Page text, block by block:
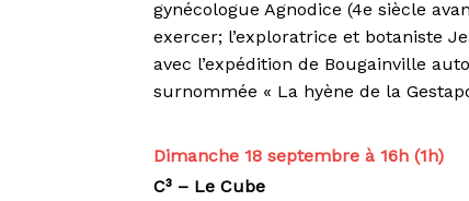
gynécologue Agnodice (4e siècle
exercer; l’exploratrice et botaniste
avec l’expédition de Bougainville
surnommée « La hyène de la
Dimanche 18 septembre à 16h (1h)
C³ – Le Cube